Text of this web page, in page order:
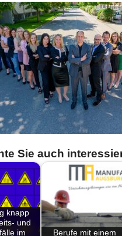
Sie auch
knapp
und
im
Berufe mit einem